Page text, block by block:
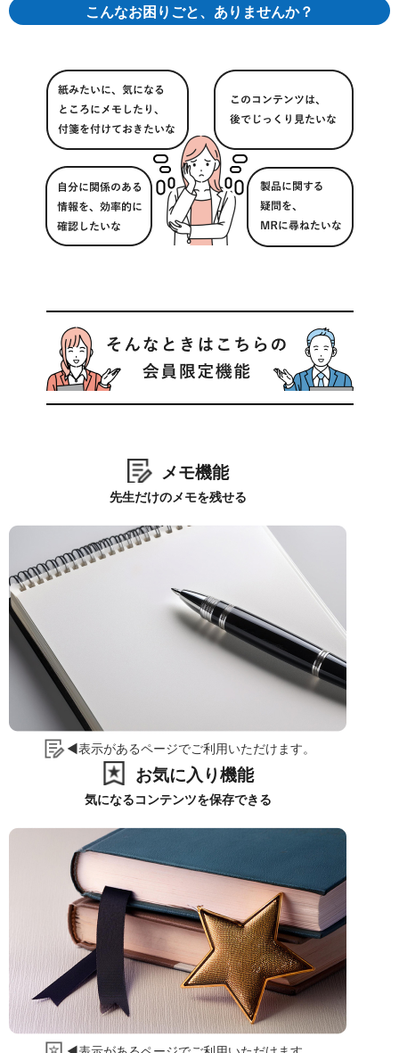
こんなお困りごと、ありませんか？
メモ機能
先生だけのメモを残せる
◀表示があるページでご利用いただけます。
お気に入り機能
気になるコンテンツを保存できる